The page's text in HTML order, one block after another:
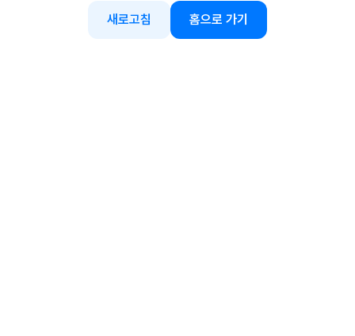
새로고침 홈으로 가기